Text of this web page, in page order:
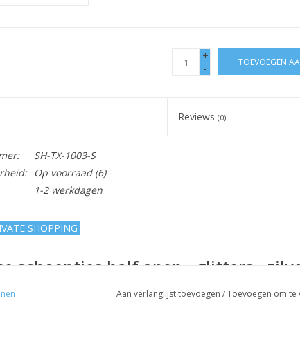
+
-
TOEVOEGEN
Reviews(0)
SH-TX-1003-S
Op voorraad(6)
1-2 werkdagen
SHOPPING
schoentjes half open - glitters -
Aan verlanglijst toevoegen /Toevoegen om te